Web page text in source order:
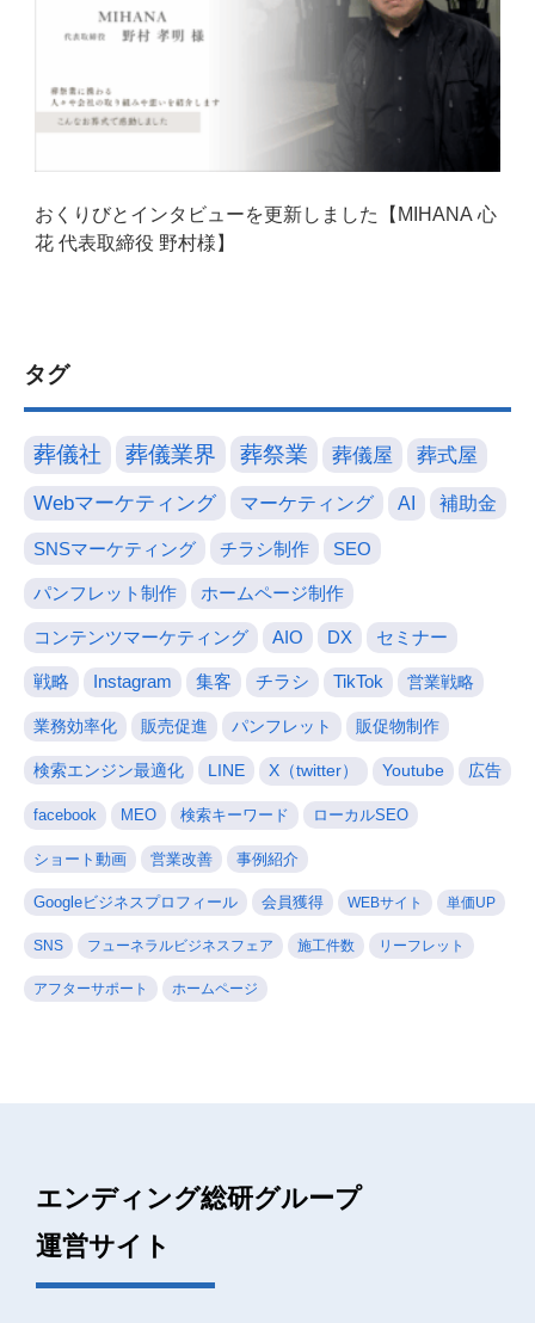
おくりびとインタビューを更新しました【MIHANA 心
花 代表取締役 野村様】
タグ
葬儀社 葬儀業界 葬祭業 葬儀屋 葬式屋
Webマーケティング マーケティング AI 補助金
SNSマーケティング チラシ制作 SEO
パンフレット制作 ホームページ制作
コンテンツマーケティング AIO DX セミナー
戦略 Instagram 集客 チラシ TikTok 営業戦略
業務効率化 販売促進 パンフレット 販促物制作
検索エンジン最適化 LINE X（twitter） Youtube 広告
facebook MEO 検索キーワード ローカルSEO
ショート動画 営業改善 事例紹介
Googleビジネスプロフィール 会員獲得 WEBサイト 単価UP
SNS フューネラルビジネスフェア 施工件数 リーフレット
アフターサポート ホームページ
エンディング総研グループ
運営サイト